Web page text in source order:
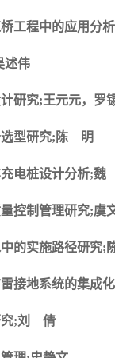
工程中的应用分
述伟
研究;王元元，罗
选型研究;陈 明
电桩设计分析;
控制管理研究;虞
的实施路径研究;
接地系统的集成
究;刘 倩